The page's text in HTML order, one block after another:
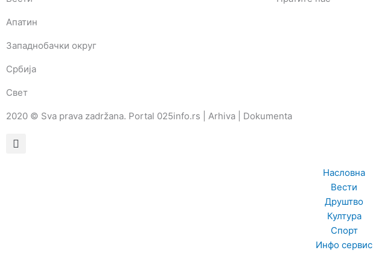
Апатин
Западнобачки округ
Србија
Свет
2020 © Sva prava zadržana. Portal 025info.rs | Arhiva Dokumenta
Насловна
Вести
Друштво
Култура
Спорт
Инфо сервис